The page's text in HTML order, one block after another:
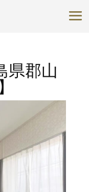
県郡山